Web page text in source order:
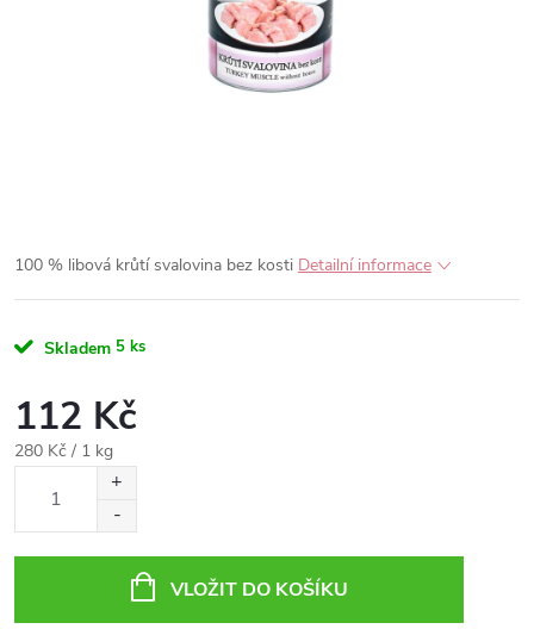
100 % libová krůtí svalovina bez kosti Detailní informace
Skladem 5 ks
112 Kč
Měrná
280 Kč / 1 kg
VLOŽIT DO KOŠÍKU